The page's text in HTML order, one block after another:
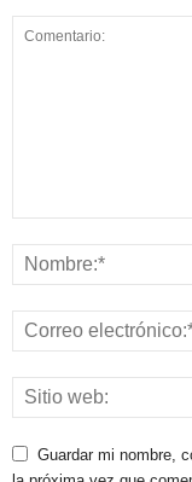
Guardar mi nombre,